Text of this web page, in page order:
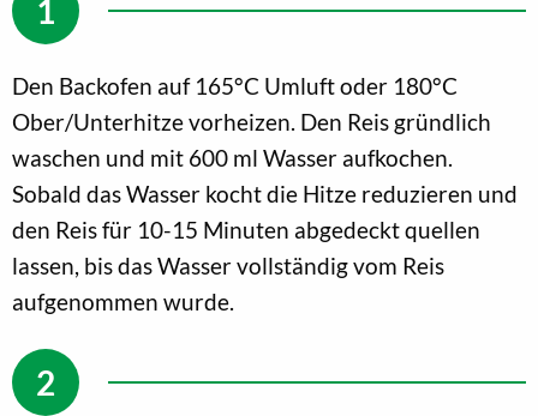
Den Backofen auf 165°C Umluft oder 180°C
Ober/Unterhitze vorheizen. Den Reis gründlich
waschen und mit 600 ml Wasser aufkochen.
Sobald das Wasser kocht die Hitze reduzieren und
den Reis für 10-15 Minuten abgedeckt quellen
lassen, bis das Wasser vollständig vom Reis
aufgenommen wurde.